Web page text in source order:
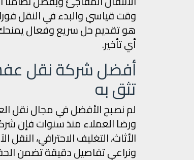
وقت قياسي والبدء في النقل
هو تقديم حل سريع وفعال يمنحك
أي تأخير.
أفضل شركة نقل
تثق به
لم نصبح الأفضل في مجال نقل
ورضا العملاء منذ سنوات فإن
الأثاث، التغليف الاحترافي،
ونراعي تفاصيل دقيقة تضمن